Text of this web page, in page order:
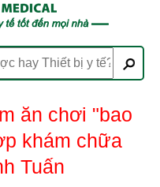
ăn chơi "bao
khám chữa
Tuấn